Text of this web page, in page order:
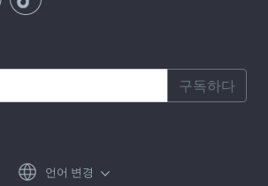
구독하다
언어 변경